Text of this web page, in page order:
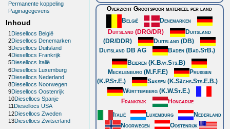
Permanente koppeling
Paginagegevens
Inhoud
1 Diesellocs België
2Diesellocs Denemarken
3Diesellocs Duitsland
4Diesellocs Frankrijk
5Diesellocs Italië
6Diesellocs Luxemburg
7Diesellocs Nederland
8Diesellocs Noorwegen
9Diesellocs Oostenrijk
10Diesellocs Spanje
11Diesellocs USA
12Diesellocs Zweden
13Diesellocs Zwitserland
Overzicht Grootspoor materieel per land
België
Denemarken
Duitsland (DRG/DR)
Duitsland
(DR/DDR)
Duitsland (DB)
Duitsland DB AG
Baden (Bad.StB.)
Beieren (K.Bay.Sts.B)
Mecklenburg (M.F.F.E)
Pruissen
(K.P.St.E.)
Saksen (K.Sächs.Sts.E.B.)
Württemberg (K.W.St.E.)
Frankrijk
Hongarije
Italië
Luxemburg
Nederland
Noorwegen
Oostenrijk